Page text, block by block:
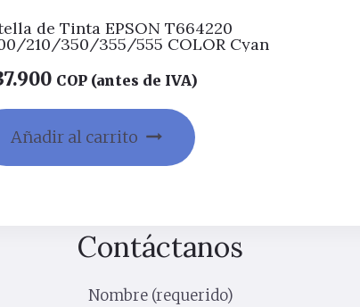
de Tinta EPSON T664220
210/350/355/555 COLOR Cyan
COP (antes de IVA)
Añadir al carrito
Contáctanos
Nombre (requerido)